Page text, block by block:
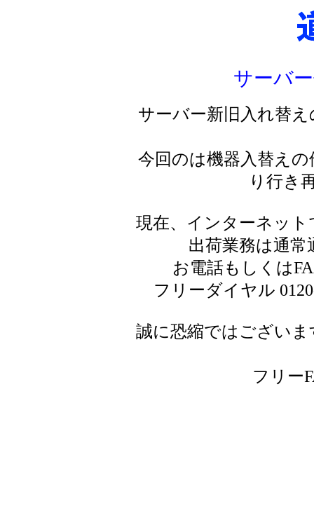
サーバ
サーバー新旧入れ替
今回のは機器入替え
り行き
現在、インターネッ
出荷業務は通
お電話もしくは
フリーダイヤル
誠に恐縮ではござい
フリー